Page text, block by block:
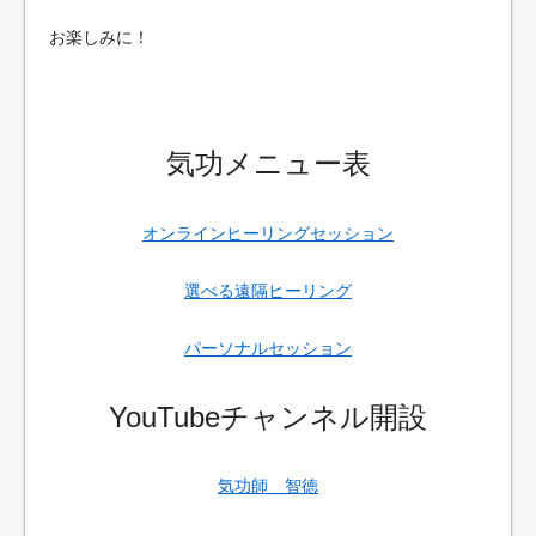
お楽しみに！
気功メニュー表
オンラインヒーリングセッション
選べる遠隔ヒーリング
パーソナルセッション
YouTubeチャンネル開設
気功師 智徳